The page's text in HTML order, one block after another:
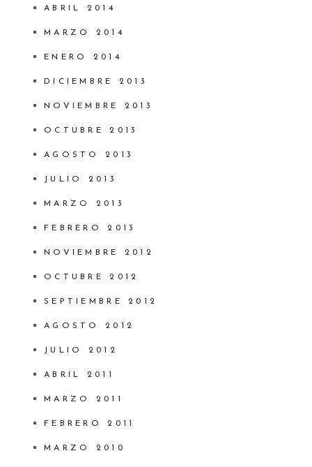
ABRIL 2014
MARZO 2014
ENERO 2014
DICIEMBRE 2013
NOVIEMBRE 2013
OCTUBRE 2013
AGOSTO 2013
JULIO 2013
MARZO 2013
FEBRERO 2013
NOVIEMBRE 2012
OCTUBRE 2012
SEPTIEMBRE 2012
AGOSTO 2012
JULIO 2012
ABRIL 2011
MARZO 2011
FEBRERO 2011
MARZO 2010